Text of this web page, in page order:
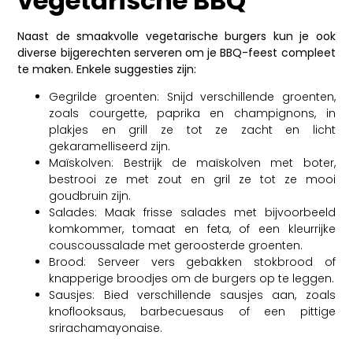
Naast de smaakvolle vegetarische burgers kun je ook
diverse bijgerechten serveren om je BBQ-feest compleet
te maken. Enkele suggesties zijn:
Gegrilde groenten: Snijd verschillende groenten,
zoals courgette, paprika en champignons, in
plakjes en grill ze tot ze zacht en licht
gekaramelliseerd zijn.
Maïskolven: Bestrijk de maïskolven met boter,
bestrooi ze met zout en gril ze tot ze mooi
goudbruin zijn.
Salades: Maak frisse salades met bijvoorbeeld
komkommer, tomaat en feta, of een kleurrijke
couscoussalade met geroosterde groenten.
Brood: Serveer vers gebakken stokbrood of
knapperige broodjes om de burgers op te leggen.
Sausjes: Bied verschillende sausjes aan, zoals
knoflooksaus, barbecuesaus of een pittige
srirachamayonaise.